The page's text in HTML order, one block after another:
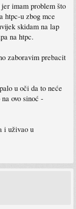
imam problem što
htpc-u zbog mce
skidam na lap
na htpc.
zaboravim prebacit
u oči da to neće
ovo sinoć -
i uživao u